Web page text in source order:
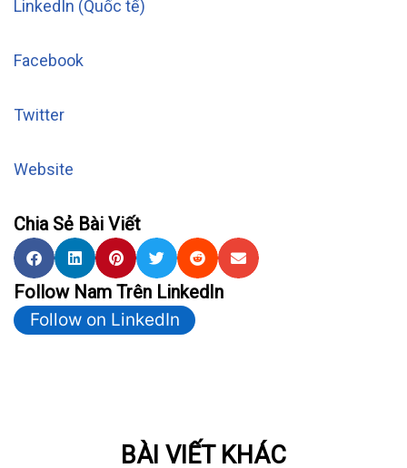
LinkedIn (Quốc tế)
Facebook
Twitter
Website
Chia Sẻ Bài Viết
Follow Nam Trên LinkedIn
Follow on LinkedIn
BÀI VIẾT KHÁC